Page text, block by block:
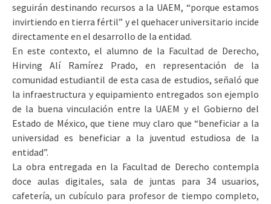
seguirán destinando recursos a la UAEM, “porque estamos
invirtiendo en tierra fértil” y el quehacer universitario incide
directamente en el desarrollo de la entidad.
En este contexto, el alumno de la Facultad de Derecho,
Hirving Alí Ramírez Prado, en representación de la
comunidad estudiantil de esta casa de estudios, señaló que
la infraestructura y equipamiento entregados son ejemplo
de la buena vinculación entre la UAEM y el Gobierno del
Estado de México, que tiene muy claro que “beneficiar a la
universidad es beneficiar a la juventud estudiosa de la
entidad”.
La obra entregada en la Facultad de Derecho contempla
doce aulas digitales, sala de juntas para 34 usuarios,
cafetería, un cubículo para profesor de tiempo completo,